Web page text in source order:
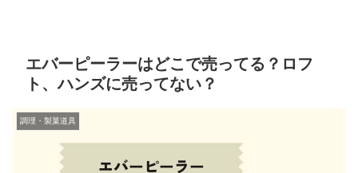
エバーピーラーはどこで売ってる？ロフ
ト、ハンズに売ってない？
調理・製菓道具